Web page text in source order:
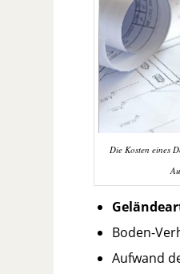
Die Kosten eines
Boden-
Aufwand